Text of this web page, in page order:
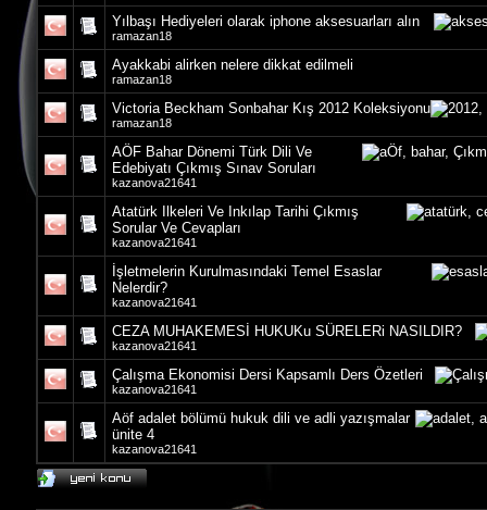
Yılbaşı Hediyeleri olarak iphone aksesuarları alın
ramazan18
Ayakkabi alirken nelere dikkat edilmeli
ramazan18
Victoria Beckham Sonbahar Kış 2012 Koleksiyonu
ramazan18
AÖF Bahar Dönemi Türk Dili Ve
Edebiyatı Çıkmış Sınav Soruları
kazanova21641
Atatürk Ilkeleri Ve Inkılap Tarihi Çıkmış
Sorular Ve Cevapları
kazanova21641
İşletmelerin Kurulmasındaki Temel Esaslar
Nelerdir?
kazanova21641
CEZA MUHAKEMESİ HUKUKu SÜRELERi NASILDIR?
kazanova21641
Çalışma Ekonomisi Dersi Kapsamlı Ders Özetleri
kazanova21641
Aöf adalet bölümü hukuk dili ve adli yazışmalar
ünite 4
kazanova21641